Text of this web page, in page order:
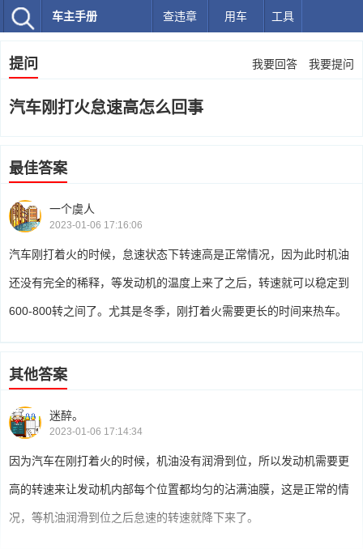
车主手册 查违章 用车 工具
提问 我要回答 我要提问
汽车刚打火怠速高怎么回事
最佳答案
一个虞人
2023-01-06 17:16:06
汽车刚打着火的时候，怠速状态下转速高是正常情况，因为此时机油
还没有完全的稀释，等发动机的温度上来了之后，转速就可以稳定到
600-800转之间了。尤其是冬季，刚打着火需要更长的时间来热车。
其他答案
迷醉。
2023-01-06 17:14:34
因为汽车在刚打着火的时候，机油没有润滑到位，所以发动机需要更
高的转速来让发动机内部每个位置都均匀的沾满油膜，这是正常的情
况，等机油润滑到位之后怠速的转速就降下来了。